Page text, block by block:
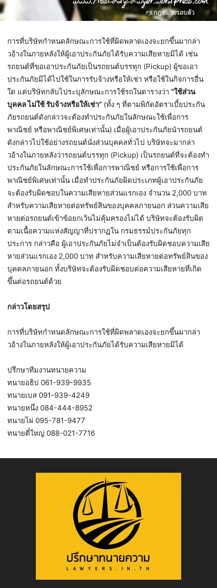
การที่บริษัทกําหนดลักษณะการใช้ที่ผิดพลาดเองจะยกขึ้นมากล่า
วอ้างในภายหลังให้ผู้เอาประกันภัยได้รับความเสียหายมิได้ เช่น
รถยนต์ที่ขอเอาประกันภัยเป็นรถยนต์บรรทุก (Pickup) ผู้ขอเอา
ประกันภัยมิได้ไปใช้ในการรับจ้างหรือให้เช่า หรือใช้ในกิจการอื่น
ใด แต่บริษัทกลับไประบุลักษณะการใช้รถในตารางว่า “ใช้ส่วน
บุคคล ไม่ใช้ รับจ้างหรือให้เช่า” (ทั้ง ๆ ที่ตามพิกัดอัตราเบี้ยประกัน
ภัยรถยนต์ดังกล่าวจะต้องทําประกันภัยในลักษณะใช้เพื่อการ
พาณิชย์ หรือพาณิชย์พิเศษเท่านั้น) เมื่อผู้เอาประกันภัยนํารถยนต์
ดังกล่าวไปใช้อย่างรถยนต์นั่งส่วนบุคคลทั่วไป บริษัทจะมากล่า
วอ้างในภายหลังว่ารถยนต์บรรทุก (Pickup) เป็นรถยนต์ที่จะต้องทํา
ประกันภัยในลักษณะการใช้เพื่อการพาณิชย์ หรือการใช้เพื่อการ
พาณิชย์พิเศษเท่านั้น เมื่อทําประกันภัยผิดประเภทผู้เอาประกันภัย
จะต้องรับผิดชอบในความเสียหายส่วนแรกเอง จํานวน 2,000 บาท
สําหรับความเสียหายต่อทรัพย์สินของบุคคลภายนอก ส่วนความเสีย
หายต่อรถยนต์เข้าข้อยกเว้นไม่คุ้มครองไม่ได้ บริษัทจะต้องรับผิด
ตามเนื้อความแห่งสัญญาที่ปรากฏใน กรมธรรม์ประกันภัยทุก
ประการ กล่าวคือ ผู้เอาประกันภัยไม่จําเป็นต้องรับผิดชอบความเสีย
หายส่วนแรกเอง 2,000 บาท สําหรับความเสียหายต่อทรัพย์สินของ
บุคคลภายนอก ทั้งบริษัทจะต้องรับผิดชอบต่อความเสียหายที่เกิด
ขึ้นต่อรถยนต์ด้วย
กล่าวโดยสรุป
การที่บริษัทกําหนดลักษณะการใช้ที่ผิดพลาดเองจะยกขึ้นมากล่า
วอ้างในภายหลังให้ผู้เอาประกันภัยได้รับความเสียหายมิได้
ปรึกษาทีมงานทนายความ
ทนายอธิป 061-939-9935
ทนายเบส 091-939-4249
ทนายหนึ่ง 084-444-8952
ทนายไผ่ 095-781-9477
ทนายตี๋ใหญ่ 088-021-7716